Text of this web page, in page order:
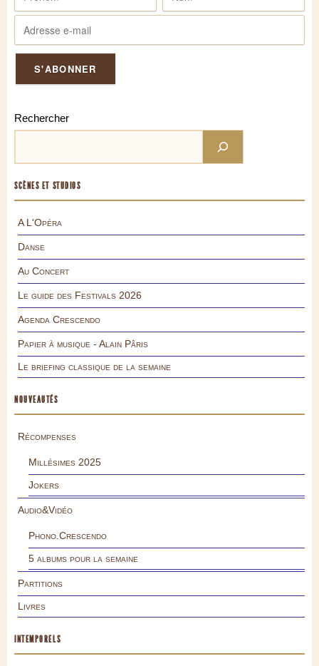
Rechercher
SCÈNES ET STUDIOS
A L'Opéra
Danse
Au Concert
Le guide des Festivals 2026
Agenda Crescendo
Papier à musique - Alain Pâris
Le briefing classique de la semaine
NOUVEAUTÉS
Récompenses
Millésimes 2025
Jokers
Audio&Vidéo
Phono.Crescendo
5 albums pour la semaine
Partitions
Livres
INTEMPORELS